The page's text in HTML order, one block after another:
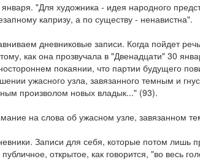
"Для художника - идея народного
капризу, а по существу - ненавистна".
дневниковые записи. Когда пойдет
как она прозвучала в "Двенадцати" 30
покаянии, что партии будущего
ужасного узла, завязанного темным и
произволом новых владык..." (93).
на слова об ужасном узле, завязанном
Записи для себя, которые потом лишь
открытое, как говорится, "во весь